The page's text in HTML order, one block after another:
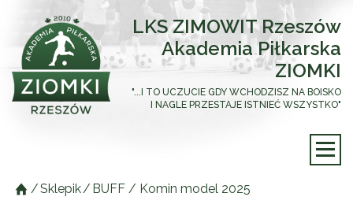
LKS ZIMOWIT Rzeszów
Akademia Piłkarska
ZIOMKI
"...I TO UCZUCIE GDY WCHODZISZ NA BOISKO
I NAGLE PRZESTAJE ISTNIEĆ WSZYSTKO"
/Sklepik/ BUFF / Komin model 2025